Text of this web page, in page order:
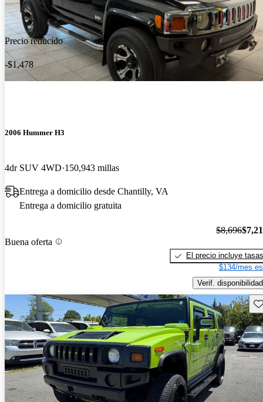
Precio reducido
-$1,478
2006 Hummer H3
4dr SUV 4WD 150,943 millas
Entrega a domicilio desde Chantilly, VA
Entrega a domicilio gratuita
Buena oferta
$8,696
El precio incluye tasas
$134/mes
Verif. disponibilidad